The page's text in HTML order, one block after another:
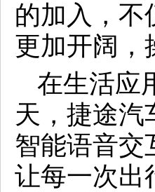
的加入，不
更加开阔，
在生活应
天，捷途汽
智能语音交
让每一次出